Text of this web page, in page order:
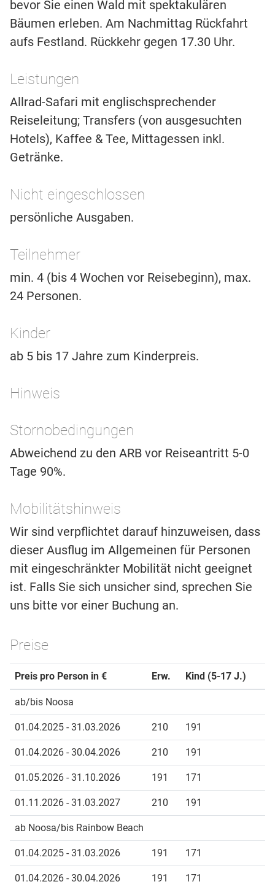
bevor Sie einen Wald mit spektakulären
Bäumen erleben. Am Nachmittag Rückfahrt
aufs Festland. Rückkehr gegen 17.30 Uhr.
Leistungen
Allrad-Safari mit englischsprechender
Reiseleitung; Transfers (von ausgesuchten
Hotels), Kaffee & Tee, Mittagessen inkl.
Getränke.
Nicht eingeschlossen
persönliche Ausgaben.
Teilnehmer
min. 4 (bis 4 Wochen vor Reisebeginn), max.
24 Personen.
Kinder
ab 5 bis 17 Jahre zum Kinderpreis.
Hinweis
Stornobedingungen
Abweichend zu den ARB vor Reiseantritt 5-0
Tage 90%.
Mobilitätshinweis
Wir sind verpflichtet darauf hinzuweisen, dass
dieser Ausflug im Allgemeinen für Personen
mit eingeschränkter Mobilität nicht geeignet
ist. Falls Sie sich unsicher sind, sprechen Sie
uns bitte vor einer Buchung an.
Preise
Preis pro Person in € Erw. Kind (5-17 J.)
ab/bis Noosa
01.04.2025 - 31.03.2026 210 191
01.04.2026 - 30.04.2026 210 191
01.05.2026 - 31.10.2026 191 171
01.11.2026 - 31.03.2027 210 191
ab Noosa/bis Rainbow Beach
01.04.2025 - 31.03.2026 191 171
01.04.2026 - 30.04.2026 191 171